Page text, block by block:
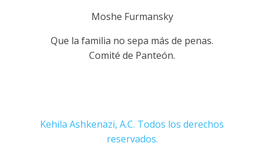
Moshe Furmansky
Que la familia no sepa más de penas.
Comité de Panteón.
Kehila Ashkenazi, A.C. Todos los derechos
reservados.